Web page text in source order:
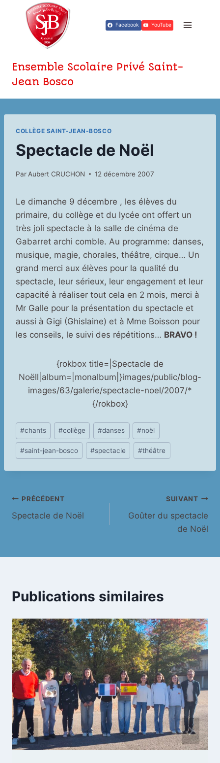
contenu
Facebook YouTube
Ensemble Scolaire Privé Saint-
Jean Bosco
COLLÈGE SAINT-JEAN-BOSCO
Spectacle de Noël
Par Aubert CRUCHON 12 décembre 2007
Le dimanche 9 décembre , les élèves du
primaire, du collège et du lycée ont offert un
très joli spectacle à la salle de cinéma de
Gabarret archi comble. Au programme: danses,
musique, magie, chorales, théâtre, cirque… Un
grand merci aux élèves pour la qualité du
spectacle, leur sérieux, leur engagement et leur
capacité à réaliser tout cela en 2 mois, merci à
Mr Galle pour la présentation du spectacle et
aussi à Gigi (Ghislaine) et à Mme Boisson pour
les conseils, le suivi des répétitions… BRAVO !
{rokbox title=|Spectacle de
Noëll|album=|monalbum|}images/public/blog-
images/63/galerie/spectacle-noel/2007/*
{/rokbox}
Étiquettes
de
la
#chants #collège #danses #noël
#saint-jean-bosco #spectacle #théâtre
Navigation
de
PRÉCÉDENT
Spectacle de Noël
SUIVANT
Goûter du spectacle
de Noël
Publications similaires